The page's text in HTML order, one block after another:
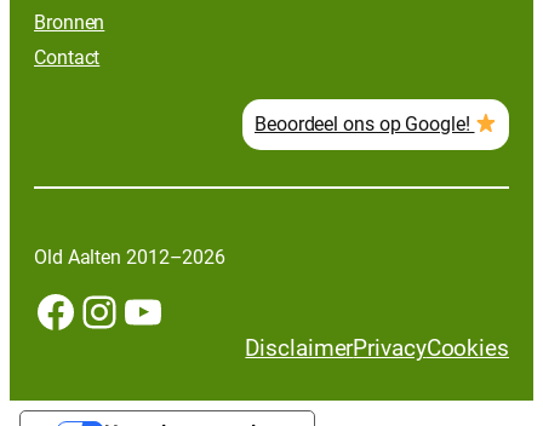
Bronnen
Contact
Beoordeel ons op Google!
Old Aalten 2012–2026
Facebook InstagramYouTube
DisclaimerPrivacyCookies